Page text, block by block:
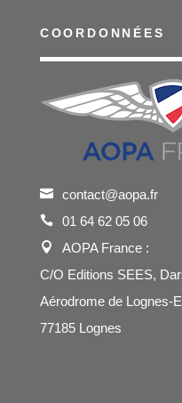
COORDONNÉES
contact@aopa.fr
01 64 62 05 06
AOPA France :
C/O Editions SEES,
Aérodrome de Lognes-
77185 Lognes